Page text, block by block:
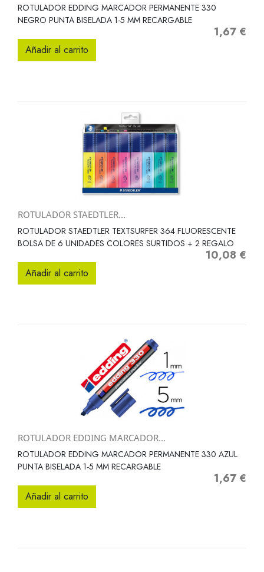
ROTULADOR EDDING MARCADOR PERMANENTE 330
NEGRO PUNTA BISELADA 1-5 MM RECARGABLE
Precio
1,67 €
Añadir al carrito
ROTULADOR STAEDTLER...
ROTULADOR STAEDTLER TEXTSURFER 364 FLUORESCENTE
BOLSA DE 6 UNIDADES COLORES SURTIDOS + 2 REGALO
Precio
10,08 €
Añadir al carrito
ROTULADOR EDDING MARCADOR...
ROTULADOR EDDING MARCADOR PERMANENTE 330 AZUL
PUNTA BISELADA 1-5 MM RECARGABLE
Precio
1,67 €
Añadir al carrito